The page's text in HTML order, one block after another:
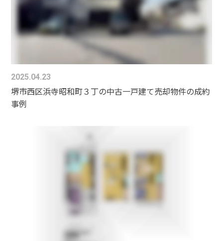
2025.04.23
堺市西区浜寺昭和町３丁の中古一戸建て売却物件の成約
事例